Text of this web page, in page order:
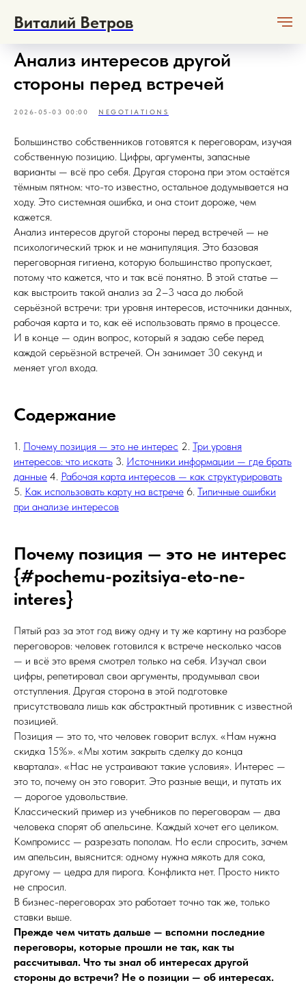
Виталий Ветров
Анализ интересов другой
стороны перед встречей
2026-05-03 00:00 NEGOTIATIONS
Большинство собственников готовятся к переговорам, изучая
собственную позицию. Цифры, аргументы, запасные
варианты — всё про себя. Другая сторона при этом остаётся
тёмным пятном: что-то известно, остальное додумывается на
ходу. Это системная ошибка, и она стоит дороже, чем
кажется.
Анализ интересов другой стороны перед встречей — не
психологический трюк и не манипуляция. Это базовая
переговорная гигиена, которую большинство пропускает,
потому что кажется, что и так всё понятно. В этой статье —
как выстроить такой анализ за 2–3 часа до любой
серьёзной встречи: три уровня интересов, источники данных,
рабочая карта и то, как её использовать прямо в процессе.
И в конце — один вопрос, который я задаю себе перед
каждой серьёзной встречей. Он занимает 30 секунд и
меняет угол входа.
Содержание
1. Почему позиция — это не интерес 2. Три уровня
интересов: что искать 3. Источники информации — где брать
данные 4. Рабочая карта интересов — как структурировать
5. Как использовать карту на встрече 6. Типичные ошибки
при анализе интересов
Почему позиция — это не интерес
{#pochemu-pozitsiya-eto-ne-
interes}
Пятый раз за этот год вижу одну и ту же картину на разборе
переговоров: человек готовился к встрече несколько часов
— и всё это время смотрел только на себя. Изучал свои
цифры, репетировал свои аргументы, продумывал свои
отступления. Другая сторона в этой подготовке
присутствовала лишь как абстрактный противник с известной
позицией.
Позиция — это то, что человек говорит вслух. «Нам нужна
скидка 15%». «Мы хотим закрыть сделку до конца
квартала». «Нас не устраивают такие условия». Интерес —
это то, почему он это говорит. Это разные вещи, и путать их
— дорогое удовольствие.
Классический пример из учебников по переговорам — два
человека спорят об апельсине. Каждый хочет его целиком.
Компромисс — разрезать пополам. Но если спросить, зачем
им апельсин, выяснится: одному нужна мякоть для сока,
другому — цедра для пирога. Конфликта нет. Просто никто
не спросил.
В бизнес-переговорах это работает точно так же, только
ставки выше.
Прежде чем читать дальше — вспомни последние
переговоры, которые прошли не так, как ты
рассчитывал. Что ты знал об интересах другой
стороны до встречи? Не о позиции — об интересах.